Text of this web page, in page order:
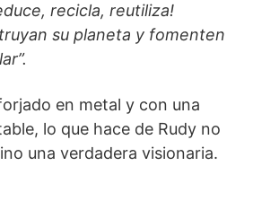
recicla, reutiliza!
su planeta y fomenten
en metal y con una
lo que hace de Rudy no
una verdadera visionaria.